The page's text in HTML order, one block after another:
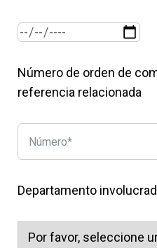
Número de orden de
referencia relacionada
Departamento